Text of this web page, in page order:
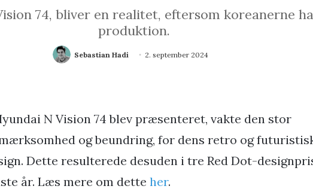
74, bliver en realitet, eftersom koreanerne
produktion.
Sebastian Hadi 2. september 2024
N Vision 74 blev præsenteret, vakte den stor
og beundring, for dens retro og
Dette resulterede desuden i tre Red Dot-
år. Læs mere om dette her.